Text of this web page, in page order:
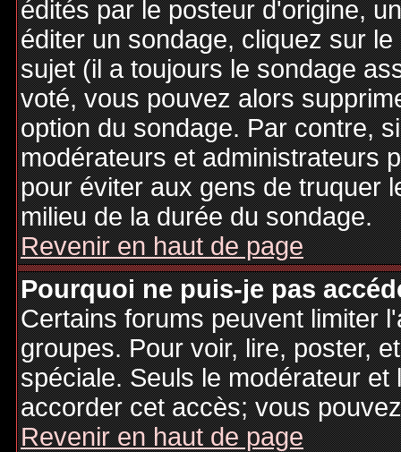
édités par le posteur d'origine,
éditer un sondage, cliquez sur
sujet (il a toujours le sondage
voté, vous pouvez alors
option du sondage. Par contre,
modérateurs et administrateurs
pour éviter aux gens de truquer
milieu de la durée du sondage.
Revenir en haut de page
Pourquoi ne puis-je pas
Certains forums peuvent limiter
groupes. Pour voir, lire, poster,
spéciale. Seuls le modérateur
accorder cet accès; vous
Revenir en haut de page